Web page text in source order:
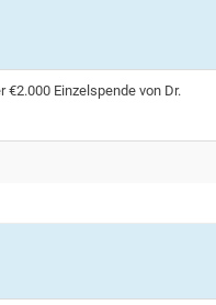
Einzelspende von Dr.